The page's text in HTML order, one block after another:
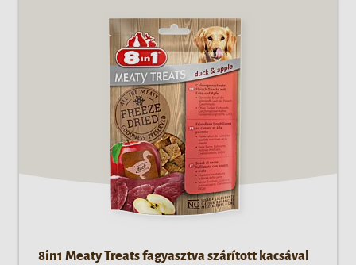
8in1 Meaty Treats fagyasztva szárított kacsával